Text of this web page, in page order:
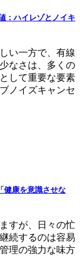
：ハイレゾとノイキ
い一方で、有線
なさは、多くの
して重要な要素
ノイズキャンセ
健康を意識させな
すが、日々の忙
続するのは容易
理の強力な味方